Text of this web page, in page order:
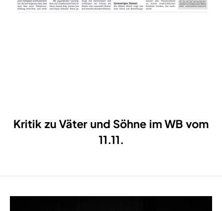
Kritik zu Väter und Söhne im WB vom
11.11.